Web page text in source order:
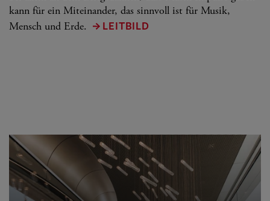
kann für ein Miteinander, das sinnvoll ist für Musik,
Mensch und Erde.
LEITBILD